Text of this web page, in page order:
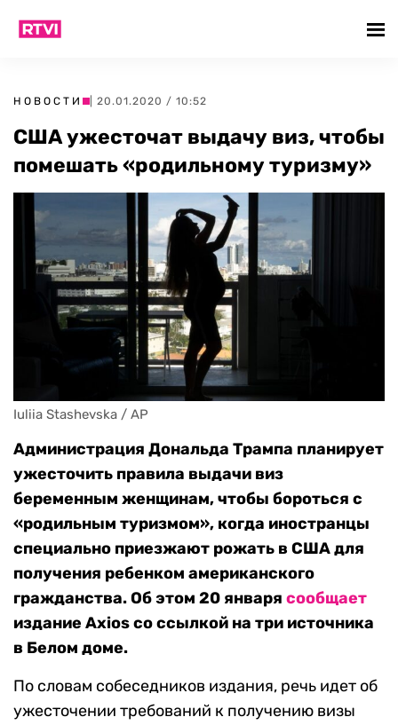
НОВОСТИ | 20.01.2020 / 10:52
США ужесточат выдачу виз, чтобы
помешать «родильному туризму»
Iuliia Stashevska / AP
Администрация Дональда Трампа планирует
ужесточить правила выдачи виз
беременным женщинам, чтобы бороться с
«родильным туризмом», когда иностранцы
специально приезжают рожать в США для
получения ребенком американского
гражданства. Об этом 20 января сообщает
издание Axios со ссылкой на три источника
в Белом доме.
По словам собеседников издания, речь идет об
ужесточении требований к получению визы